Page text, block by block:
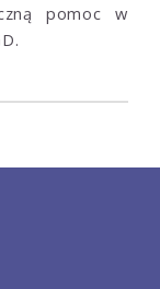
pomoc w